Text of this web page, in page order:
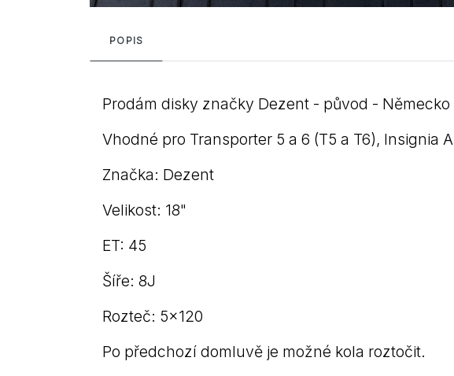
POPIS
Prodám disky značky Dezent - původ - Německo
Vhodné pro Transporter 5 a 6 (T5 a T6), Insignia A
Značka: Dezent
Velikost: 18"
ET: 45
Šíře: 8J
Rozteč: 5x120
Po předchozí domluvě je možné kola roztočit.